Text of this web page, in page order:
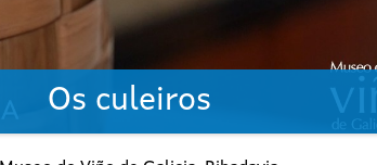
Os culeiros